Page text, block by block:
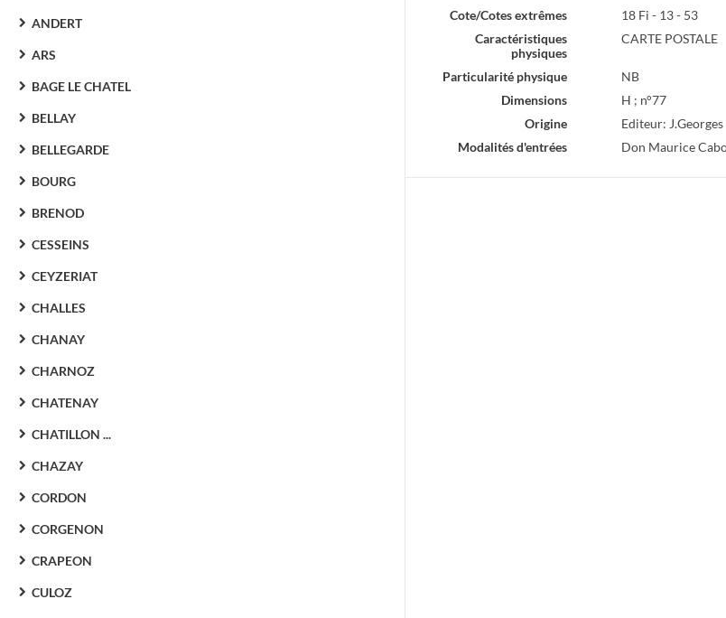
ANDERT
ARS
BAGE LE CHATEL
BELLAY
BELLEGARDE
BOURG
BRENOD
CESSEINS
CEYZERIAT
CHALLES
CHANAY
CHARNOZ
CHATENAY
CHATILLON ...
CHAZAY
CORDON
CORGENON
CRAPEON
CULOZ
Cote/Cotes extrêmes
18 Fi - 13 - 53
Caractéristiques
physiques
CARTE POSTALE
Particularité physique
NB
Dimensions
H ; n°77
Origine
Editeur: J.Georges
Modalités d'entrées
Don Maurice